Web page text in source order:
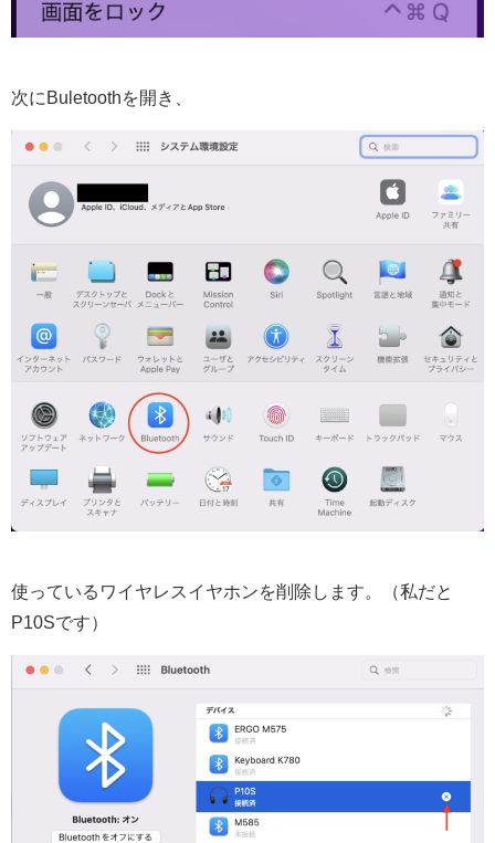
次にBuletoothを開き、
使っているワイヤレスイヤホンを削除します。（私だと
P10Sです）